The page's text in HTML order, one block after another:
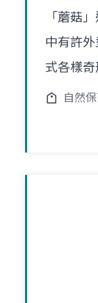
「蘑菇
中有許
式各樣奇
自然